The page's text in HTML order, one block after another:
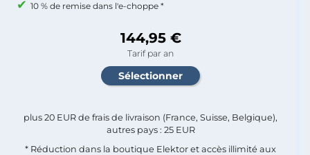
10 % de remise dans l'e-choppe *
144,95 €
Tarif par an
plus 20 EUR de frais de livraison (France, Suisse, Belgique),
autres pays : 25 EUR
* Réduction dans la boutique Elektor et accès illimité aux